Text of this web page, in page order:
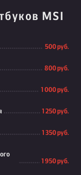
MSI
500 руб.
800 руб.
1 000 руб.
1 250 руб.
1 350 руб.
1 950 руб.